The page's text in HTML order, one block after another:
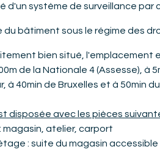
d'un système de surveillance par
du bâtiment sous le régime des
bien situé, l'emplacement
de la Nationale 4 (Assesse), à
à 40min de Bruxelles et à 50min
disposée avec les pièces
magasin, atelier, carport
: suite du magasin